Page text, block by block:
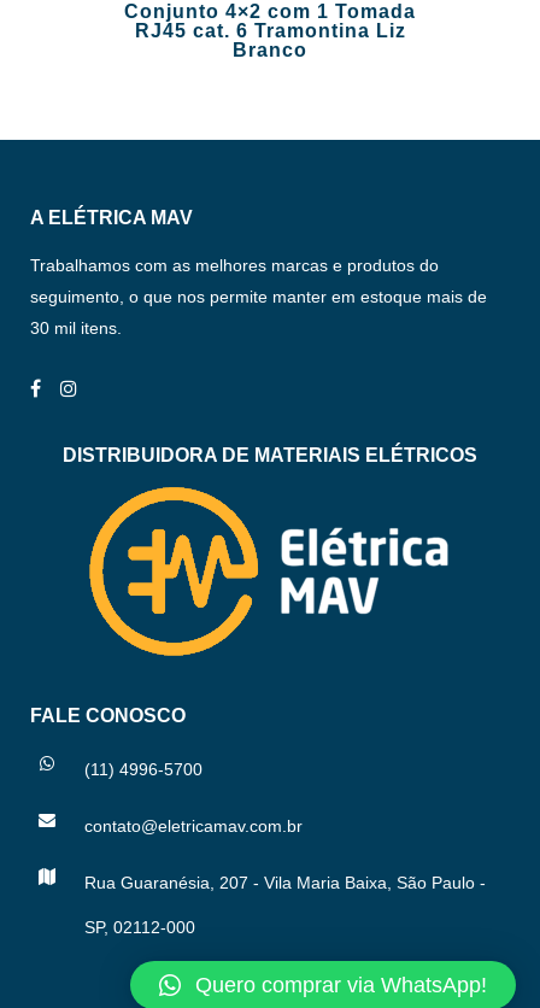
Conjunto 4×2 com 1 Tomada
RJ45 cat. 6 Tramontina Liz
Branco
A ELÉTRICA MAV
Trabalhamos com as melhores marcas e produtos do
seguimento, o que nos permite manter em estoque mais de
30 mil itens.
DISTRIBUIDORA DE MATERIAIS ELÉTRICOS
FALE CONOSCO
(11) 4996-5700
contato@eletricamav.com.br
Rua Guaranésia, 207 - Vila Maria Baixa, São Paulo -
SP, 02112-000
Quero comprar via WhatsApp!